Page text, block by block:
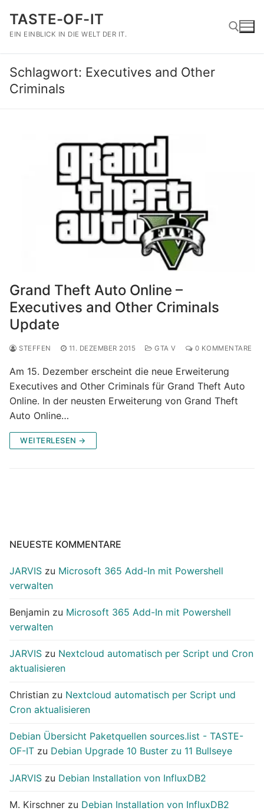
Inhalt
springen
TASTE-OF-IT
EIN EINBLICK IN DIE WELT DER IT.
Suchen nach:
Schlagwort: Executives and Other
Criminals
Grand Theft Auto Online –
Executives and Other Criminals
Update
STEFFEN 11. DEZEMBER 2015 GTA V 0 KOMMENTARE
Am 15. Dezember erscheint die neue Erweiterung
Executives and Other Criminals für Grand Theft Auto
Online. In der neusten Erweiterung von Grand Theft
Auto Online…
WEITERLESEN →
NEUESTE KOMMENTARE
JARVIS zu Microsoft 365 Add-In mit Powershell
verwalten
Benjamin zu Microsoft 365 Add-In mit Powershell
verwalten
JARVIS zu Nextcloud automatisch per Script und Cron
aktualisieren
Christian zu Nextcloud automatisch per Script und
Cron aktualisieren
Debian Übersicht Paketquellen sources.list - TASTE-
OF-IT zu Debian Upgrade 10 Buster zu 11 Bullseye
JARVIS zu Debian Installation von InfluxDB2
M. Kirschner zu Debian Installation von InfluxDB2